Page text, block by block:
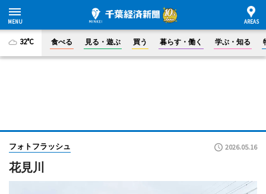
32°C 食べる 見る・遊ぶ 買う 暮らす・働く 学ぶ・知る
フォトフラッシュ 2026.05.16
花見川